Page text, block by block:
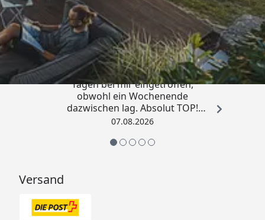
Trusted Shops
4,81/ 5
„Die Bestellung ist innerhalb von 4
Tagen bei mir eingetroffen,
obwohl ein Wochenende
dazwischen lag. Absolut TOP!
Sicherlich nicht die letzte
so.“
07.08.2026
Versand